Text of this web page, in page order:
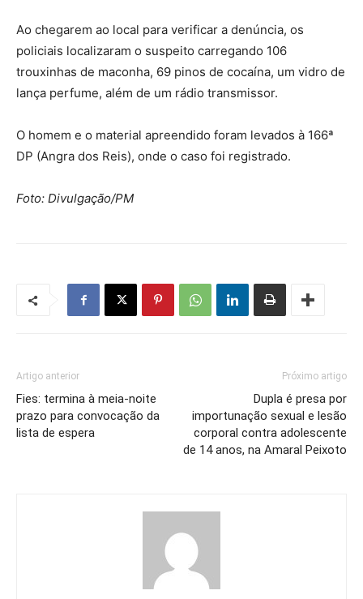
Ao chegarem ao local para verificar a denúncia, os
policiais localizaram o suspeito carregando 106
trouxinhas de maconha, 69 pinos de cocaína, um vidro de
lança perfume, além de um rádio transmissor.
O homem e o material apreendido foram levados à 166ª
DP (Angra dos Reis), onde o caso foi registrado.
Foto: Divulgação/PM
Artigo anterior
Fies: termina à meia-noite
prazo para convocação da
lista de espera
Próximo artigo
Dupla é presa por
importunação sexual e lesão
corporal contra adolescente
de 14 anos, na Amaral Peixoto